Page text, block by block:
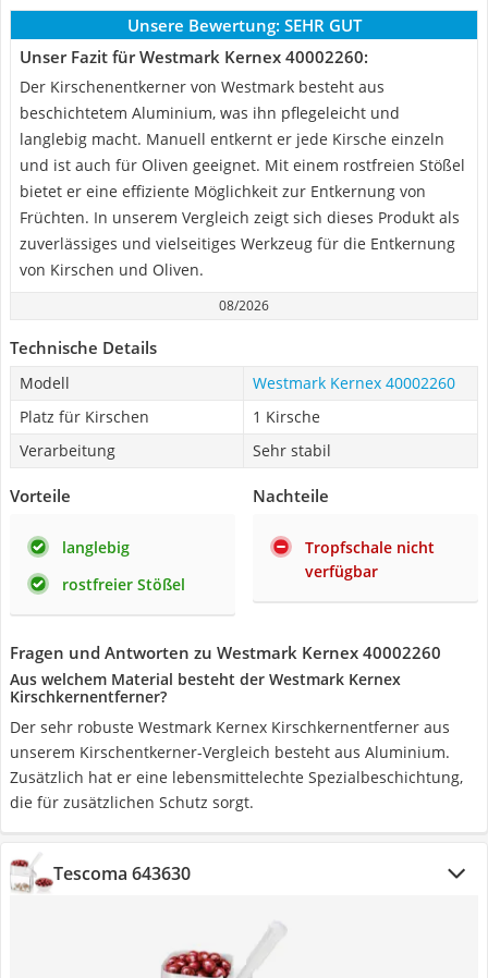
Unsere Bewertung: SEHR GUT
Unser Fazit für Westmark Kernex 40002260:
Der Kirschenentkerner von Westmark besteht aus
beschichtetem Aluminium, was ihn pflegeleicht und
langlebig macht. Manuell entkernt er jede Kirsche einzeln
und ist auch für Oliven geeignet. Mit einem rostfreien Stößel
bietet er eine effiziente Möglichkeit zur Entkernung von
Früchten. In unserem Vergleich zeigt sich dieses Produkt als
zuverlässiges und vielseitiges Werkzeug für die Entkernung
von Kirschen und Oliven.
08/2026
Technische Details
Modell
Westmark Kernex 40002260
Platz für Kirschen
1 Kirsche
Verarbeitung
Sehr stabil
Vorteile
langlebig
rostfreier Stößel
Nachteile
Tropfschale nicht
verfügbar
Fragen und Antworten zu Westmark Kernex 40002260
Aus welchem Material besteht der Westmark Kernex
Kirschkernentferner?
Der sehr robuste Westmark Kernex Kirschkernentferner aus
unserem Kirschentkerner-Vergleich besteht aus Aluminium.
Zusätzlich hat er eine lebensmittelechte Spezialbeschichtung,
die für zusätzlichen Schutz sorgt.
Tescoma 643630